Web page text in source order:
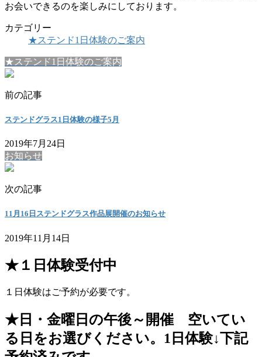
お会いできるのを楽しみにしております。
カテゴリー
★ステンド1日体験のご案内
★ステンド1日体験のご案内
前の記事
ステンドグラス1日体験の様子5月
2019年7月24日
お知らせ
次の記事
11月16日ステンドグラス作品展開催のお知らせ
2019年11月14日
★１日体験受付中
１日体験はご予約が必要です。
★日・金曜日の午後～開催 空いてい
る日をお選びください。1日体験↓下記